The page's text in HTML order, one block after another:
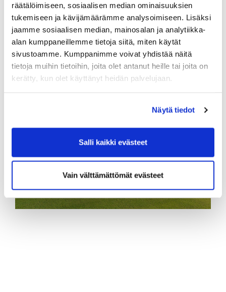
räätälöimiseen, sosiaalisen median ominaisuuksien
tukemiseen ja kävijämäärämme analysoimiseen. Lisäksi
jaamme sosiaalisen median, mainosalan ja analytiikka-
alan kumppaneillemme tietoja siitä, miten käytät
sivustoamme. Kumppanimme voivat yhdistää näitä
tietoja muihin tietoihin, joita olet antanut heille tai joita on
kerätty, kun olet käyttänyt heidän palvelujaan.
Näytä tiedot
Salli kaikki evästeet
Vain välttämättömät evästeet
ILMOITTAUDU
IITTI GOLF NISKAPORTTI
TAPAHTUMAN SIJAINTI
KARTALLA